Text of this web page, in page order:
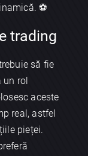
⚽️
trading
să fie
un rol
aceste
real, astfel
pieței.